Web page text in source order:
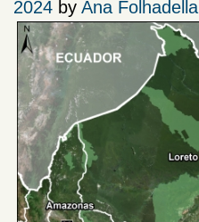
2024 by Ana Folhadella